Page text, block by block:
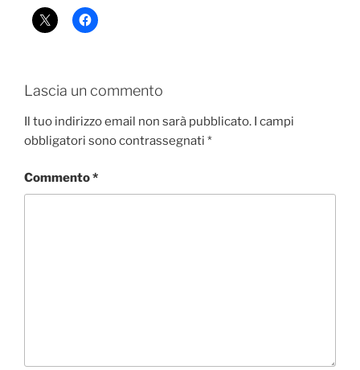
Lascia un commento
Il tuo indirizzo email non sarà pubblicato. I campi
obbligatori sono contrassegnati *
Commento*